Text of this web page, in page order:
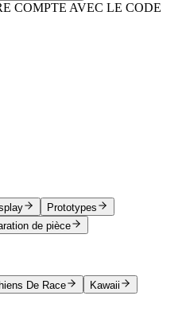
COMPTE AVEC LE CODE
Prototypes
de pièce
De Race
Kawaii